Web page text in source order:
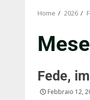
Home 2026
Fede,
Febbraio 12,